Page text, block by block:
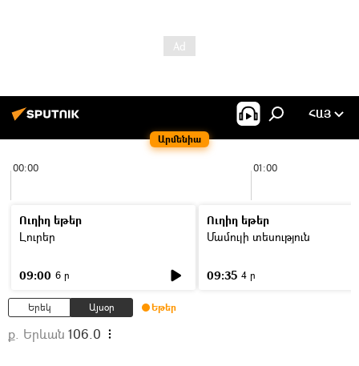
Արմենիա
ՀԱՅ
00:00 01:00
Ուղիղ եթեր
Լուրեր
09:00 6 ր
Ուղիղ եթեր
Մամուլի տեսություն
09:35 4 ր
Երեկ Այսօր Եթեր
ք. Երևան 106.0